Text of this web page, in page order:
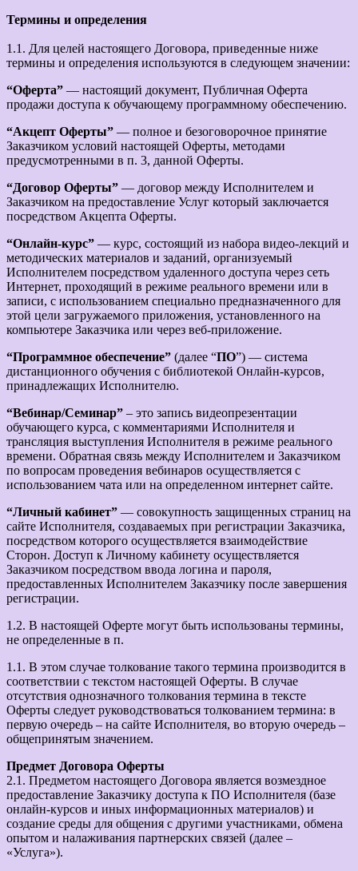
Термины и определения
1.1. Для целей настоящего Договора, приведенные ниже
термины и определения используются в следующем значении:
“Оферта” — настоящий документ, Публичная Оферта
продажи доступа к обучающему программному обеспечению.
“Акцепт Оферты” — полное и безоговорочное принятие
Заказчиком условий настоящей Оферты, методами
предусмотренными в п. 3, данной Оферты.
“Договор Оферты” — договор между Исполнителем и
Заказчиком на предоставление Услуг который заключается
посредством Акцепта Оферты.
“Онлайн-курс” — курс, состоящий из набора видео-лекций и
методических материалов и заданий, организуемый
Исполнителем посредством удаленного доступа через сеть
Интернет, проходящий в режиме реального времени или в
записи, с использованием специально предназначенного для
этой цели загружаемого приложения, установленного на
компьютере Заказчика или через веб-приложение.
“Программное обеспечение” (далее “ПО”) — система
дистанционного обучения с библиотекой Онлайн-курсов,
принадлежащих Исполнителю.
“Вебинар/Семинар” – это запись видеопрезентации
обучающего курса, с комментариями Исполнителя и
трансляция выступления Исполнителя в режиме реального
времени. Обратная связь между Исполнителем и Заказчиком
по вопросам проведения вебинаров осуществляется с
использованием чата или на определенном интернет сайте.
“Личный кабинет” — совокупность защищенных страниц на
сайте Исполнителя, создаваемых при регистрации Заказчика,
посредством которого осуществляется взаимодействие
Сторон. Доступ к Личному кабинету осуществляется
Заказчиком посредством ввода логина и пароля,
предоставленных Исполнителем Заказчику после завершения
регистрации.
1.2. В настоящей Оферте могут быть использованы термины,
не определенные в п.
1.1. В этом случае толкование такого термина производится в
соответствии с текстом настоящей Оферты. В случае
отсутствия однозначного толкования термина в тексте
Оферты следует руководствоваться толкованием термина: в
первую очередь – на сайте Исполнителя, во вторую очередь –
общепринятым значением.
Предмет Договора Оферты
2.1. Предметом настоящего Договора является возмездное
предоставление Заказчику доступа к ПО Исполнителя (базе
онлайн-курсов и иных информационных материалов) и
создание среды для общения с другими участниками, обмена
опытом и налаживания партнерских связей (далее –
«Услуга»).